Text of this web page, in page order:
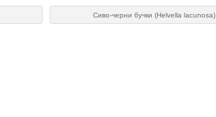
Сиво-черни бучки (Helvella lacunosa).